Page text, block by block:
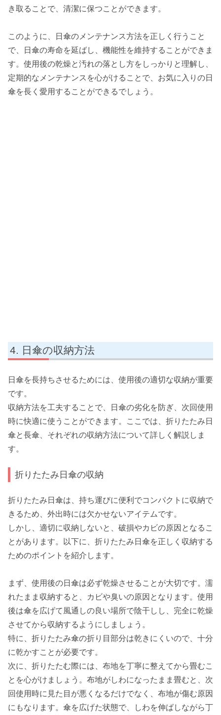
き取ることで、清潔に保つことができます。
このように、日傘のメンテナンス方法を正しく行うこと
で、日傘の寿命を延ばし、機能性を維持することができま
す。使用後の乾燥と汚れの落とし方をしっかりと理解し、
定期的なメンテナンスを心がけることで、お気に入りの日
傘を長く愛用することができるでしょう。
日傘の収納方法
日傘を長持ちさせるためには、使用後の適切な収納が重要
です。
収納方法を工夫することで、日傘の劣化を防ぎ、次回使用
時に快適に使うことができます。ここでは、折りたたみ日
傘と長傘、それぞれの収納方法について詳しく解説しま
す。
折りたたみ日傘の収納
折りたたみ日傘は、持ち運びに便利でコンパクトに収納で
きるため、外出時には欠かせないアイテムです。
しかし、適切に収納しないと、破損やカビの原因となるこ
とがあります。以下に、折りたたみ日傘を正しく収納する
ためのポイントを紹介します。
まず、使用後の日傘は必ず乾燥させることが大切です。濡
れたまま収納すると、カビや臭いの原因となります。使用
後は傘を広げて風通しの良い場所で陰干しし、完全に乾燥
させてから収納するようにしましょう。
特に、折りたたみ傘の折り目部分は乾きにくいので、十分
に乾かすことが必要です。
次に、折りたたむ際には、布地を丁寧に整えてから畳むこ
とを心がけましょう。布地がしわになったまま畳むと、次
回使用時に見た目が悪くなるだけでなく、布地が傷む原因
にもなります。傘を広げた状態で、しわを伸ばしながら丁